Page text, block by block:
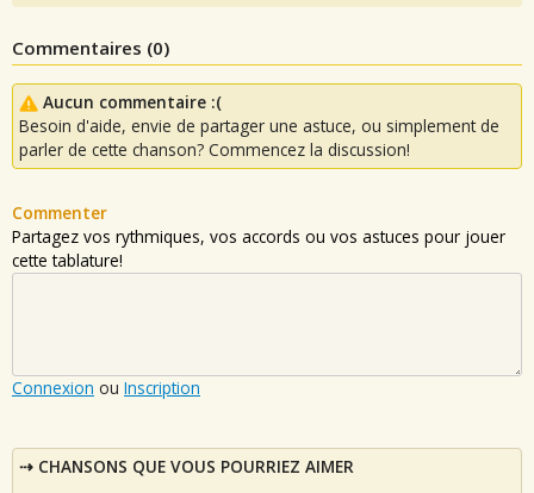
Commentaires (0)
Aucun commentaire :(
Besoin d'aide, envie de partager une astuce, ou simplement de
parler de cette chanson? Commencez la discussion!
Commenter
Partagez vos rythmiques, vos accords ou vos astuces pour jouer
cette tablature!
Connexion ou Inscription
CHANSONS QUE VOUS POURRIEZ AIMER